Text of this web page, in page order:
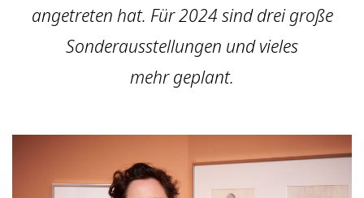
angetreten hat. Für 2024 sind drei große
Sonderausstellungen und vieles
mehr geplant.